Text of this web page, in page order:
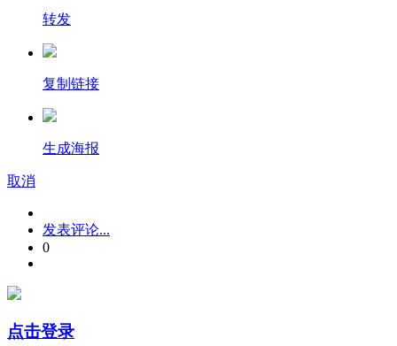
转发
复制链接
生成海报
取消
发表评论...
0
点击登录